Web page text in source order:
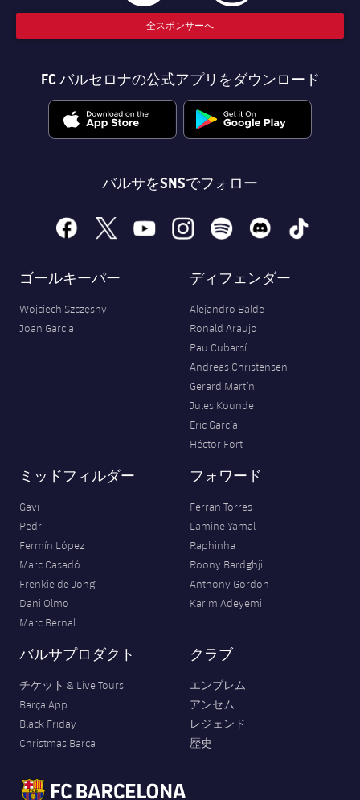
全スポンサーへ
FC バルセロナの公式アプリをダウンロード
バルサをSNSでフォロー
facebook
x youtubeinstagramspotify discord tiktok
ゴールキーパー
Wojciech Szczęsny
Joan Garcia
ディフェンダー
Alejandro Balde
Ronald Araujo
Pau Cubarsí
Andreas Christensen
Gerard Martín
Jules Kounde
Eric García
Héctor Fort
ミッドフィルダー
Gavi
Pedri
Fermín López
Marc Casadó
Frenkie de Jong
Dani Olmo
Marc Bernal
フォワード
Ferran Torres
Lamine Yamal
Raphinha
Roony Bardghji
Anthony Gordon
Karim Adeyemi
バルサプロダクト
チケット & Live Tours
Barça App
Black Friday
Christmas Barça
クラブ
エンブレム
アンセム
レジェンド
歴史